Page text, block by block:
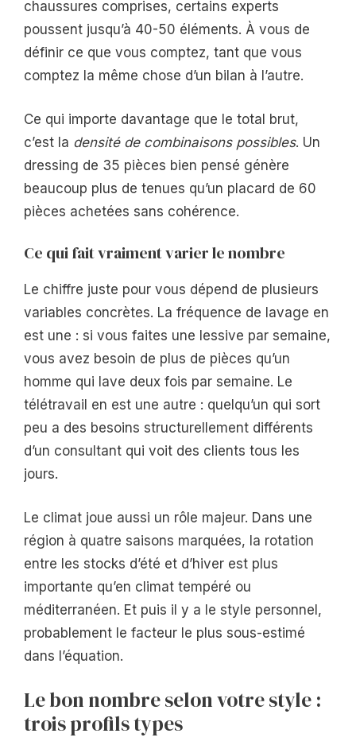
chaussures comprises, certains experts
poussent jusqu’à 40-50 éléments. À vous de
définir ce que vous comptez, tant que vous
comptez la même chose d’un bilan à l’autre.
Ce qui importe davantage que le total brut,
c’est la densité de combinaisons possibles. Un
dressing de 35 pièces bien pensé génère
beaucoup plus de tenues qu’un placard de 60
pièces achetées sans cohérence.
Ce qui fait vraiment varier le nombre
Le chiffre juste pour vous dépend de plusieurs
variables concrètes. La fréquence de lavage en
est une : si vous faites une lessive par semaine,
vous avez besoin de plus de pièces qu’un
homme qui lave deux fois par semaine. Le
télétravail en est une autre : quelqu’un qui sort
peu a des besoins structurellement différents
d’un consultant qui voit des clients tous les
jours.
Le climat joue aussi un rôle majeur. Dans une
région à quatre saisons marquées, la rotation
entre les stocks d’été et d’hiver est plus
importante qu’en climat tempéré ou
méditerranéen. Et puis il y a le style personnel,
probablement le facteur le plus sous-estimé
dans l’équation.
Le bon nombre selon votre style :
trois profils types